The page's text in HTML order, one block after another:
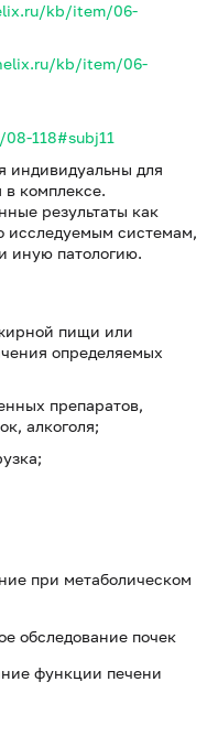
kb/item/06-
kb/item/06-
118#subj11
для
в комплексе.
результаты как
исследуемым системам,
иную патологию.
пищи или
определяемых
препаратов,
алкоголя;
при метаболическом
обследование почек
функции печени